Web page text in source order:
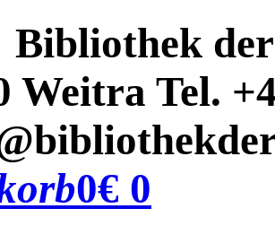
Bibliothek
Weitra Tel.
0€ 0